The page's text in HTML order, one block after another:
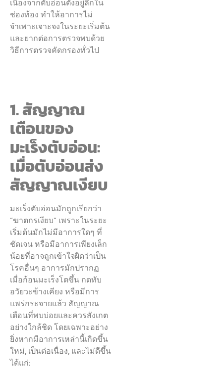
ช่องท้อง ทำให้อาการไม่
จำเพาะเจาะจงในระยะเริ่มต้น
และยากต่อการตรวจพบด้วย
วิธีการตรวจคัดกรองทั่วไป
1. สัญญาณ
เตือนของ
มะเร็งตับอ่อน:
เมื่อตับอ่อนส่ง
สัญญาณเงียบ
มะเร็งตับอ่อนมักถูกเรียกว่า
“ฆาตกรเงียบ” เพราะในระยะ
เริ่มต้นมักไม่มีอาการใดๆ ที่
ชัดเจน หรือมีอาการเพียงเล็ก
น้อยที่อาจถูกเข้าใจผิดว่าเป็น
โรคอื่นๆ อาการมักปรากฏ
เมื่อก้อนมะเร็งโตขึ้น กดทับ
อวัยวะข้างเคียง หรือมีการ
แพร่กระจายแล้ว สัญญาณ
เตือนที่พบบ่อยและควรสังเกต
อย่างใกล้ชิด โดยเฉพาะอย่าง
ยิ่งหากมีอาการเหล่านี้เกิดขึ้น
ใหม่, เป็นต่อเนื่อง, และไม่ดีขึ้น
ได้แก่: